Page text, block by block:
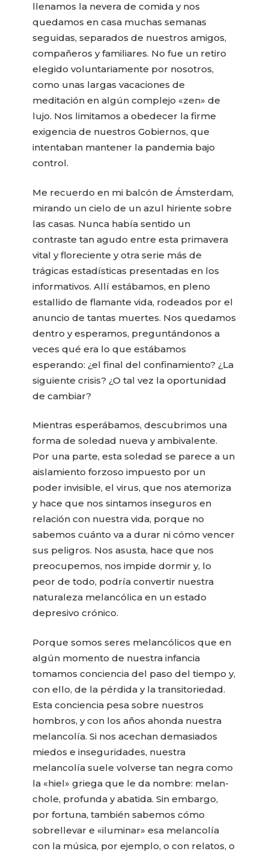
llenamos la nevera de comida y nos
quedamos en casa muchas semanas
seguidas, separados de nuestros amigos,
compañeros y familiares. No fue un retiro
elegido voluntariamente por nosotros,
como unas largas vacaciones de
meditación en algún complejo «zen» de
lujo. Nos limitamos a obedecer la firme
exigencia de nuestros Gobiernos, que
intentaban mantener la pandemia bajo
control.
Me recuerdo en mi balcón de Ámsterdam,
mirando un cielo de un azul hiriente sobre
las casas. Nunca había sentido un
contraste tan agudo entre esta primavera
vital y floreciente y otra serie más de
trágicas estadísticas presentadas en los
informativos. Allí estábamos, en pleno
estallido de flamante vida, rodeados por el
anuncio de tantas muertes. Nos quedamos
dentro y esperamos, preguntándonos a
veces qué era lo que estábamos
esperando: ¿el final del confinamiento? ¿La
siguiente crisis? ¿O tal vez la oportunidad
de cambiar?
Mientras esperábamos, descubrimos una
forma de soledad nueva y ambivalente.
Por una parte, esta soledad se parece a un
aislamiento forzoso impuesto por un
poder invisible, el virus, que nos atemoriza
y hace que nos sintamos inseguros en
relación con nuestra vida, porque no
sabemos cuánto va a durar ni cómo vencer
sus peligros. Nos asusta, hace que nos
preocupemos, nos impide dormir y, lo
peor de todo, podría convertir nuestra
naturaleza melancólica en un estado
depresivo crónico.
Porque somos seres melancólicos que en
algún momento de nuestra infancia
tomamos conciencia del paso del tiempo y,
con ello, de la pérdida y la transitoriedad.
Esta conciencia pesa sobre nuestros
hombros, y con los años ahonda nuestra
melancolía. Si nos acechan demasiados
miedos e inseguridades, nuestra
melancolía suele volverse tan negra como
la «hiel» griega que le da nombre: melan-
chole, profunda y abatida. Sin embargo,
por fortuna, también sabemos cómo
sobrellevar e «iluminar» esa melancolía
con la música, por ejemplo, o con relatos, o